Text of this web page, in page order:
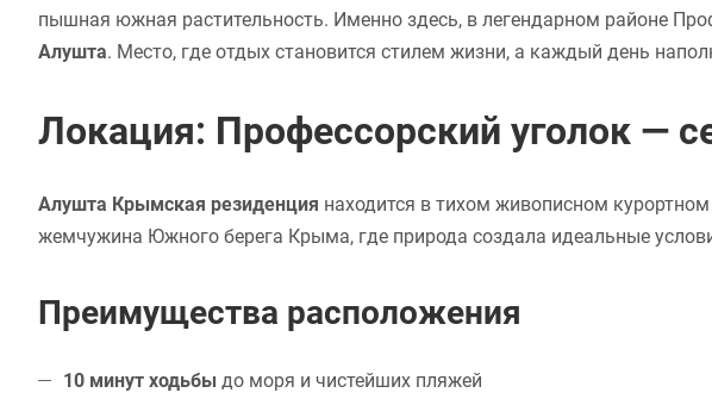
пышная южная растительность. Именно здесь, в легендарном районе
Алушта. Место, где отдых становится стилем жизни, а каждый день
Локация: Профессорский уголок —
Алушта Крымская резиденция находится в тихом живописном
жемчужина Южного берега Крыма, где природа создала идеальные
Преимущества расположения
10 минут ходьбы до моря и чистейших пляжей